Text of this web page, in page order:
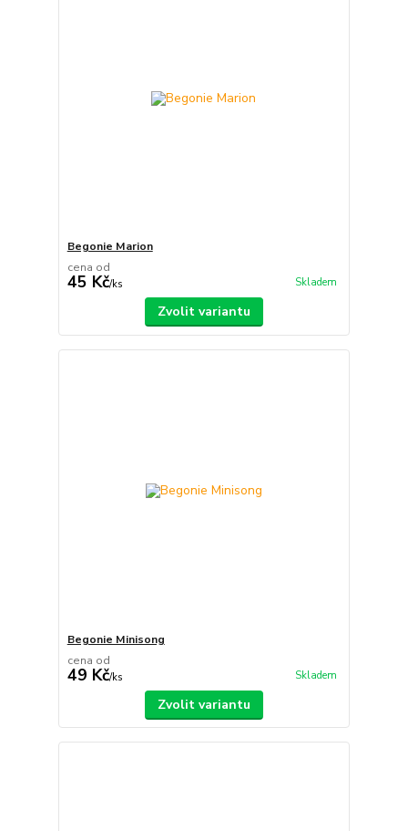
Begonie Marion
cena od
45 Kč/ks Skladem
Zvolit variantu
Begonie Minisong
cena od
49 Kč/ks Skladem
Zvolit variantu